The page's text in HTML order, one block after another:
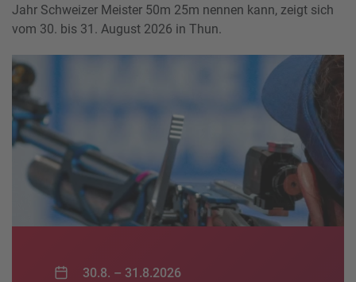
Jahr Schweizer Meister 50m 25m nennen kann, zeigt sich
vom 30. bis 31. August 2026 in Thun.
30.8. – 31.8.2026